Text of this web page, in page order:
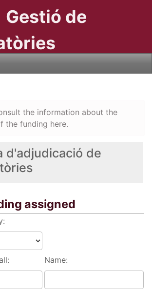
Gestió de
d'adjudicació de
assigned
Name:
the information about the
the funding here.